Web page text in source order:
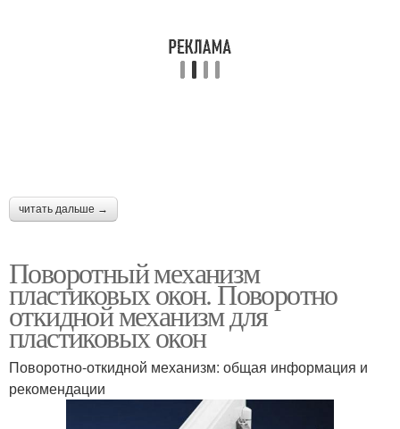
читать дальше →
Поворотный механизм
пластиковых окон. Поворотно
откидной механизм для
пластиковых окон
Поворотно-откидной механизм: общая информация и
рекомендации